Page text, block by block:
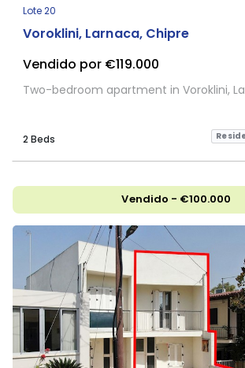
Lote 20
Voroklini, Larnaca, Chipre
Vendido por €119.000
Two-bedroom apartment in Voroklini,
2 Beds
Vendido - €100.000